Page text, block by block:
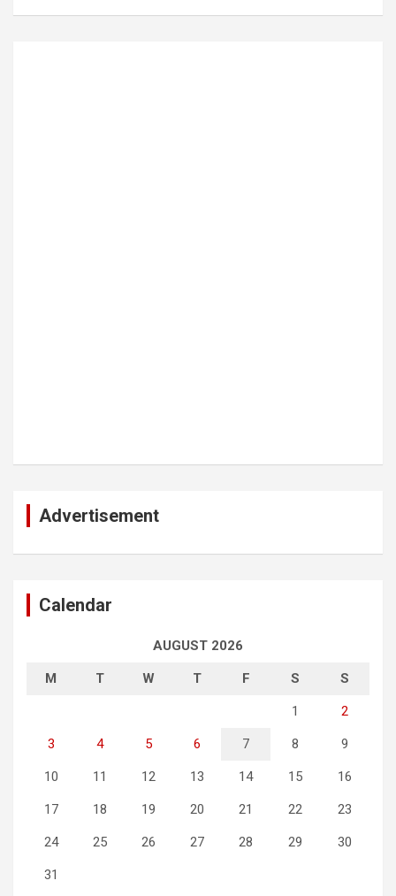
Advertisement
Calendar
AUGUST 2026
M T W T F S S
1 2
3 4 5 6 7 8 9
10 11 12 13 14 15 16
17 18 19 20 21 22 23
24 25 26 27 28 29 30
31